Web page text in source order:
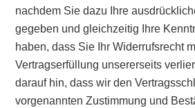
nachdem Sie dazu Ihre
gegeben und gleichzeitig Ihre
haben, dass Sie Ihr Widerrufsrecht
Vertragserfüllung unsererseits
darauf hin, dass wir den
vorgenannten Zustimmung und